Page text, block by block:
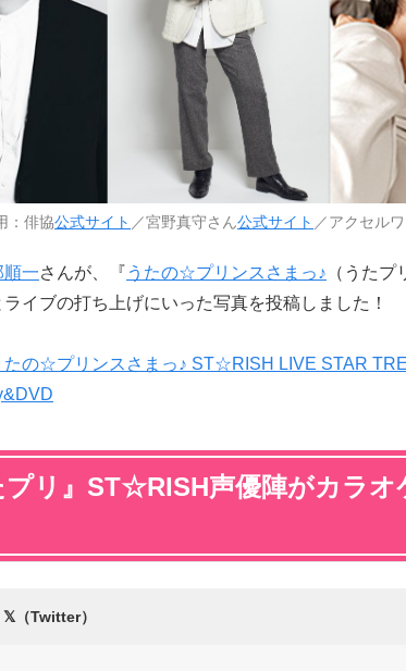
：俳協公式サイト ／宮野真守さん公式サイト ／アクセル
順一さんが、『 うたの☆プリンスさまっ♪ （うた
イブの打ち上げにいった写真を投稿しました！
たの☆プリンスさまっ♪ ST☆RISH LIVE STAR
プリ』ST☆RISH声優陣がカラオ